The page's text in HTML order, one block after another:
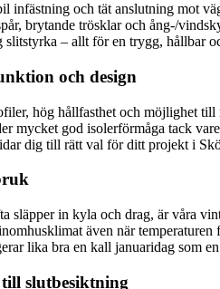
infästning och tät anslutning mot
brytande trösklar och ång-/
slitstyrka – allt för en trygg,
och design
hög hållfasthet och möjlighet
mycket god isolerförmåga tack
dig till rätt val för ditt projekt i
släpper in kyla och drag, är våra
även när
lika bra en kall januaridag som
slutbesiktning